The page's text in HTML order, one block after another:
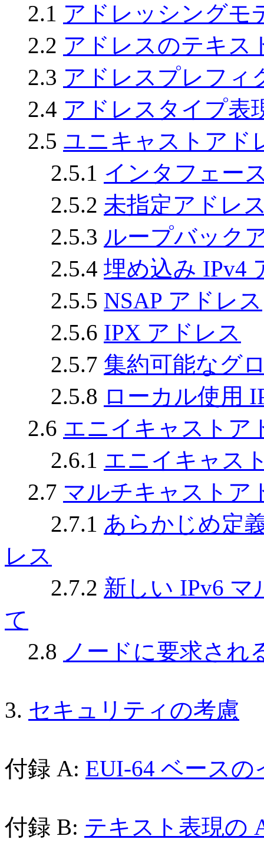
2.1 アドレッシングモ
2.2 アドレスのテキス
2.3 アドレスプレフィ
2.4 アドレスタイプ表
2.5 ユニキャストアド
2.5.1 インタフェー
2.5.2 未指定アドレ
2.5.3 ループバック
2.5.4 埋め込み IPv4
2.5.5 NSAP アドレス
2.5.6 IPX アドレス
2.5.7 集約可能なグ
2.5.8 ローカル使用
2.6 エニイキャストア
2.6.1 エニイキャス
2.7 マルチキャストア
2.7.1 あらかじめ定
レス
2.7.2 新しい IPv6
て
2.8 ノードに要求され
3. セキュリティの考慮
付録 A: EUI-64 ベース
付録 B: テキスト表現の